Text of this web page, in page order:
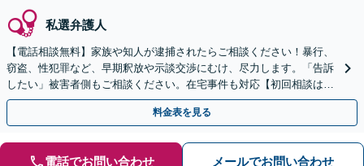
私選弁護人
【電話相談無料】家族や知人が逮捕されたらご相談ください！暴行、
窃盗、性犯罪など、早期釈放や示談交渉にむけ、尽力します。「告訴
したい」被害者側もご相談ください。在宅事件も対応【初回相談は2
時間5500円】【一宮警察署から徒歩3分】
料金表を見る
電話でお問い合わせ メールでお問い合わせ